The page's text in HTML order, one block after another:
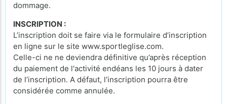
dommage.
INSCRIPTION :
L’inscription doit se faire via le formulaire d’inscription
en ligne sur le site www.sportleglise.com.
Celle-ci ne ne deviendra définitive qu’après réception
du paiement de l'activité endéans les 10 jours à dater
de l’inscription. A défaut, l’inscription pourra être
considérée comme annulée.